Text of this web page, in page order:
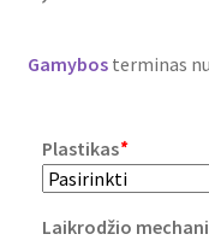
Plastiko spalvos
Wishlist
Gamybosterminas
Plastikas*
Laikrodžio